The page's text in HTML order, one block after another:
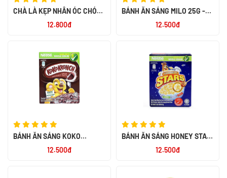
CHÀ LÀ KẸP NHÂN ÓC CHÓ
MIX NUTS 60G - SMILE NUTS
12.800đ
BÁNH ĂN SÁNG MILO 25G -
NK PHILIPPIN
12.500đ
BÁNH ĂN SÁNG KOKO
12.500đ
BÁNH ĂN SÁNG HONEY STAR
12.500đ